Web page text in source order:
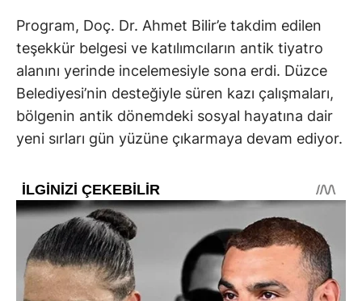
Program, Doç. Dr. Ahmet Bilir’e takdim edilen
teşekkür belgesi ve katılımcıların antik tiyatro
alanını yerinde incelemesiyle sona erdi. Düzce
Belediyesi’nin desteğiyle süren kazı çalışmaları,
bölgenin antik dönemdeki sosyal hayatına dair
yeni sırları gün yüzüne çıkarmaya devam ediyor.